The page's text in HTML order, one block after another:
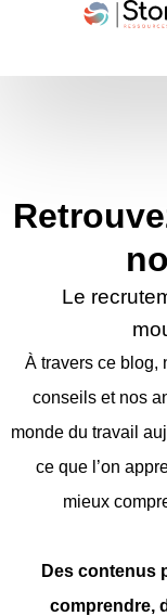
Le
À travers ce blog,
conseils et nos
monde du travail
ce que l’on
mieux
Des contenus
comprendre,